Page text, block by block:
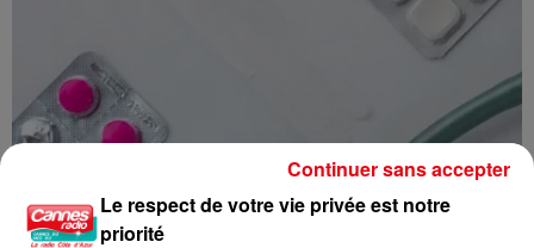
Le respect de votre vie privée est notre
priorité
Continuer sans accepter